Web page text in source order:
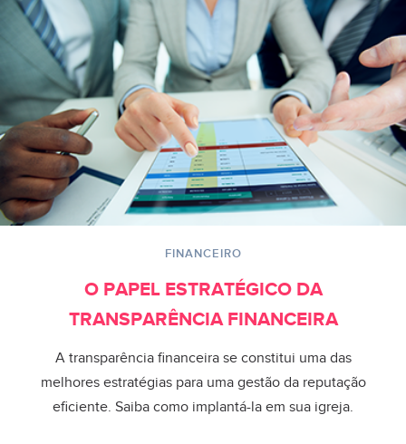
FINANCEIRO
O PAPEL ESTRATÉGICO DA
TRANSPARÊNCIA FINANCEIRA
A transparência financeira se constitui uma das
melhores estratégias para uma gestão da reputação
eficiente. Saiba como implantá-la em sua igreja.